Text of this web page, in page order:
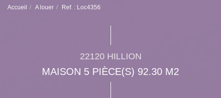
Accueil A louer Ref. : Loc4356
22120 HILLION
MAISON 5 PIÈCE(S) 92.30 M2